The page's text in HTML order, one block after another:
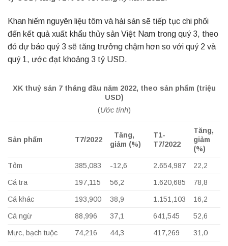
Khan hiếm nguyên liệu tôm và hải sản sẽ tiếp tục chi phối
đến kết quả xuất khẩu thủy sản Việt Nam trong quý 3, theo
đó dự báo quý 3 sẽ tăng trưởng chậm hơn so với quý 2 và
quý 1, ước đạt khoảng 3 tỷ USD.
XK thuỷ sản 7 tháng đầu năm 2022, theo sản phẩm (triệu
USD)
(Ước tính)
Sản phẩm T7/2022
Tăng,
giảm (%)
T1-
T7/2022
Tăng,
giảm
(%)
Tôm 385,083 -12,6 2.654,987 22,2
Cá tra 197,115 56,2 1.620,685 78,8
Cá khác 193,900 38,9 1.151,103 16,2
Cá ngừ 88,996 37,1 641,545 52,6
Mực, bạch tuộc 74,216 44,3 417,269 31,0